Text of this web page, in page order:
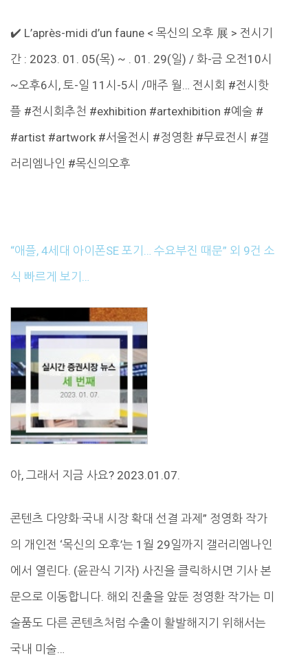
✔️ L’après-midi d’un faune < 목신의 오후 展 > 전시기
간 : 2023. 01. 05(목) ~ . 01. 29(일) / 화-금 오전10시
~오후6시, 토-일 11시-5시 /매주 월… 전시회 #전시핫
플 #전시회추천 #exhibition #artexhibition #예술 #
#artist #artwork #서울전시 #정영환 #무료전시 #갤
러리엠나인 #목신의오후
“애플, 4세대 아이폰SE 포기… 수요부진 때문” 외 9건 소
식 빠르게 보기…
아, 그래서 지금 사요? 2023.01.07.
콘텐츠 다양화·국내 시장 확대 선결 과제” 정영화 작가
의 개인전 ‘목신의 오후’는 1월 29일까지 갤러리엠나인
에서 열린다. (윤관식 기자) 사진을 클릭하시면 기사 본
문으로 이동합니다. 해외 진출을 앞둔 정영환 작가는 미
술품도 다른 콘텐츠처럼 수출이 활발해지기 위해서는
국내 미술…